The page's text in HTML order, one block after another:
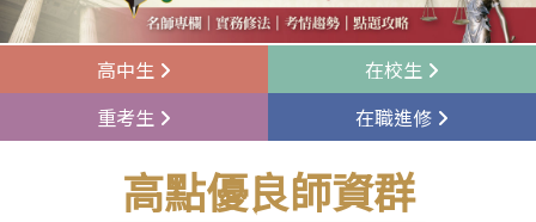
高中生
在校生
重考生
在職進修
高點優良師資群